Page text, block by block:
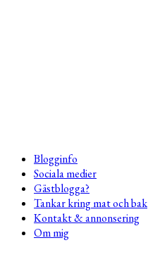
Blogginfo
Sociala medier
Gästblogga?
Tankar kring mat och bak
Kontakt & annonsering
Om mig